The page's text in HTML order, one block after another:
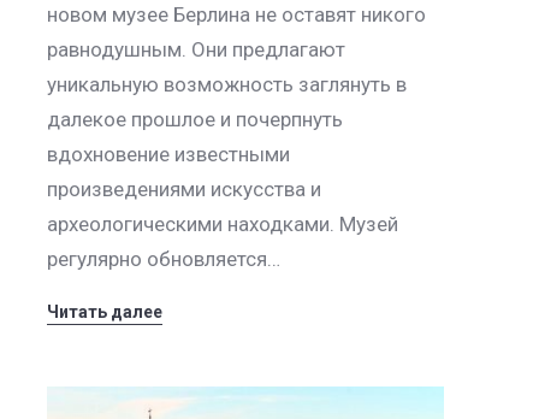
новом музее Берлина не оставят никого
равнодушным. Они предлагают
уникальную возможность заглянуть в
далекое прошлое и почерпнуть
вдохновение известными
произведениями искусства и
археологическими находками. Музей
регулярно обновляется…
Читать далее